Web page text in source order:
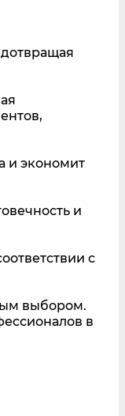
и экономит
и
с
выбором.
в